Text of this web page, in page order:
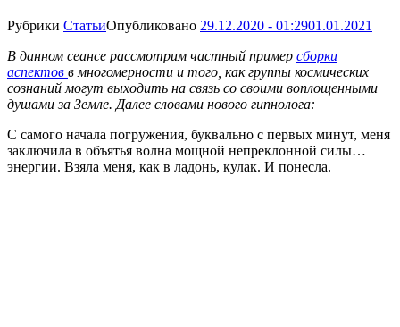
Рубрики СтатьиОпубликовано 29.12.2020 - 01:2901.01.2021
В данном сеансе рассмотрим частный пример сборки
аспектов в многомерности и того, как группы космических
сознаний могут выходить на связь со своими воплощенными
душами за Земле. Далее словами нового гипнолога:
С самого начала погружения, буквально с первых минут, меня
заключила в объятья волна мощной непреклонной силы…
энергии. Взяла меня, как в ладонь, кулак. И понесла.